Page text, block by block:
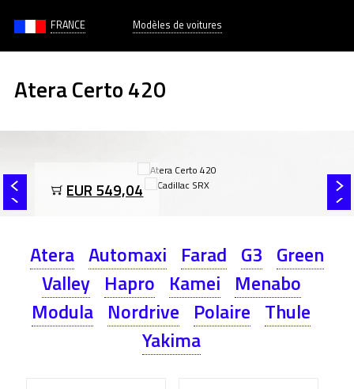
FRANCE Modèles de voitures
Atera Certo 420
EUR 549,04
Atera Automaxi Farad G3 Green
Valley Hapro Kamei Menabo
Modula Nordrive Polaire Thule
Yakima